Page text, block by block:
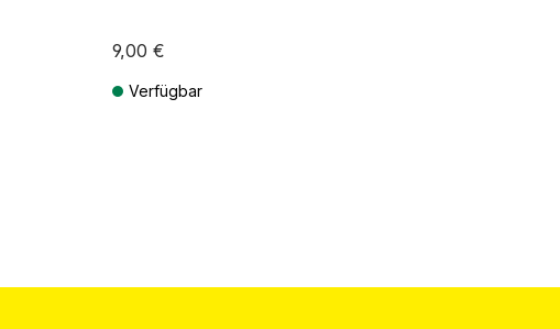
9,00 €
Verfügbar